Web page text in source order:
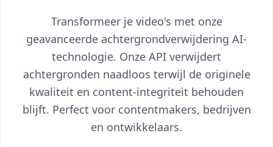
Transformeer je video's met onze
geavanceerde achtergrondverwijdering AI-
technologie. Onze API verwijdert
achtergronden naadloos terwijl de originele
kwaliteit en content-integriteit behouden
blijft. Perfect voor contentmakers, bedrijven
en ontwikkelaars.